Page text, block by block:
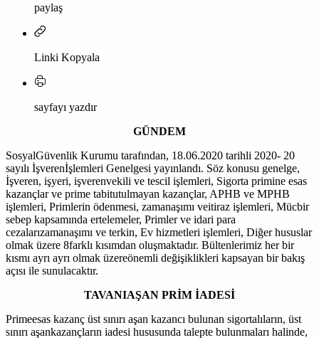
paylaş
Linki Kopyala
sayfayı yazdır
GÜNDEM
SosyalGüvenlik Kurumu tarafından, 18.06.2020 tarihli 2020- 20
sayılı İşverenİşlemleri Genelgesi yayınlandı. Söz konusu genelge,
İşveren, işyeri, işverenvekili ve tescil işlemleri, Sigorta primine esas
kazançlar ve prime tabitutulmayan kazançlar, APHB ve MPHB
işlemleri, Primlerin ödenmesi, zamanaşımı veitiraz işlemleri, Mücbir
sebep kapsamında ertelemeler, Primler ve idari para
cezalarızamanaşımı ve terkin, Ev hizmetleri işlemleri, Diğer hususlar
olmak üzere 8farklı kısımdan oluşmaktadır. Bültenlerimiz her bir
kısmı ayrı ayrı olmak üzereönemli değişiklikleri kapsayan bir bakış
açısı ile sunulacaktır.
TAVANIAŞAN PRİM İADESİ
Primeesas kazanç üst sınırı aşan kazancı bulunan sigortalıların, üst
sınırı aşankazançların iadesi hususunda talepte bulunmaları halinde,